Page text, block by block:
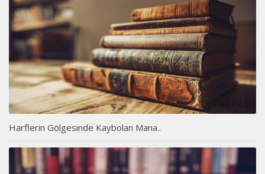
Harflerin Gölgesinde Kaybolan Mana..